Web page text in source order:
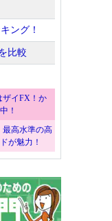
ング！
比較
ザイFX！か
！
最高水準の高
が魅力！